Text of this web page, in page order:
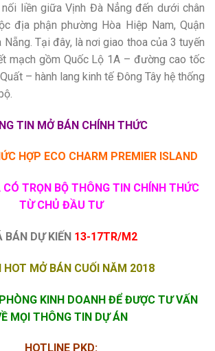
liền giữa Vịnh Đà Nẳng đến dưới chân
địa phận phường Hòa Hiệp Nam, Quận
Nẵng. Tại đây, là nơi giao thoa của 3 tuyến
mạch gồm Quốc Lộ 1A – đường cao tốc
– hành lang kinh tế Đông Tây hệ thống
TIN MỞ BÁN CHÍNH THỨC
HỢP ECO CHARM PREMIER ISLAND
TRỌN BỘ THÔNG TIN CHÍNH THỨC
TỪ CHỦ ĐẦU TƯ
BÁN DỰ KIẾN 13-17TR/M2
HOT MỞ BÁN CUỐI NĂM 2018
KINH DOANH ĐỂ ĐƯỢC TƯ VẤN
MỌI THÔNG TIN DỰ ÁN
HOTLINE PKD: